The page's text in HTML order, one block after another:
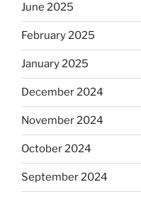
June 2025
February 2025
January 2025
December 2024
November 2024
October 2024
September 2024